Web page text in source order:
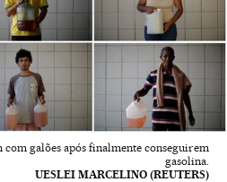
galões após finalmente conseguirem
gasolina.
UESLEI MARCELINO (REUTERS)